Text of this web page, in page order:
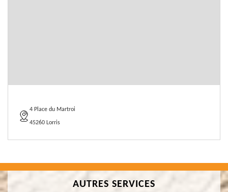
4 Place du Martroi
45260 Lorris
AUTRES SERVICES